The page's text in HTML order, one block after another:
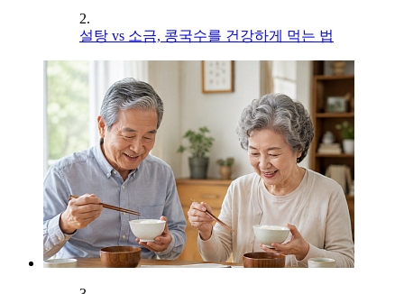
2.
설탕 vs 소금, 콩국수를 건강하게 먹는 법